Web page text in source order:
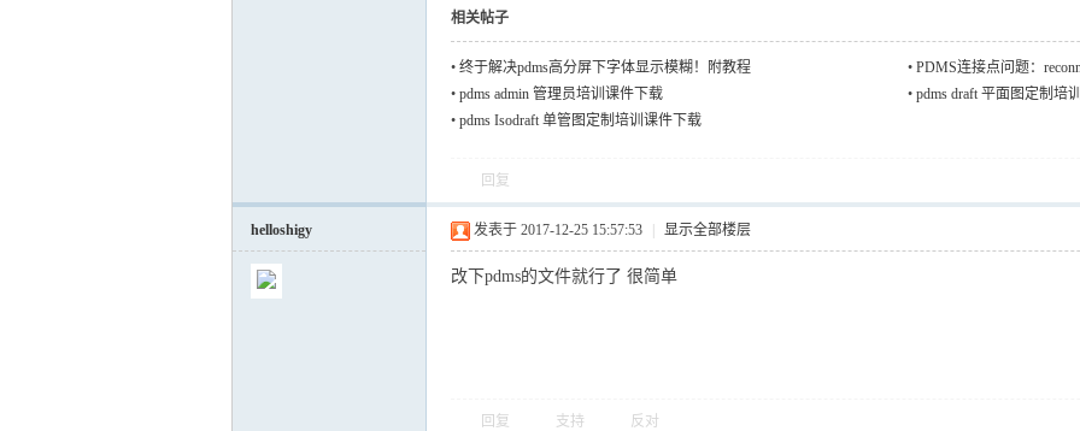
储
相关帖子
• 终于解决pdms高分屏下字体显示模糊！附教程 • PDMS连接点问题：
• pdms admin 管理员培训课件下载 • pdms draft 平面图定制培
• pdms Isodraft 单管图定制培训课件下载
回复
helloshigy 发表于 2017-12-25 15:57:53 显示全部楼层
改下pdms的文件就行了 很简单
回复 支持 反对